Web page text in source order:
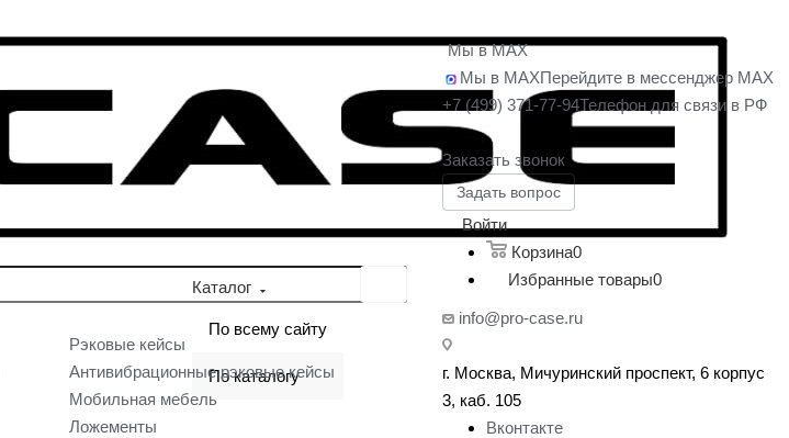
Каталог
По всему сайту
По каталогу
Рэковые кейсы
Антивибрационные рэковые кейсы
Мобильная мебель
Ложементы
Мы в MAX
Мы в MAXПерейдите в мессенджер MAX
+7 (499) 371-77-94Телефон для связи в РФ
Заказать звонок
Задать вопрос
Войти
Корзина0
Избранные товары0
info@pro-case.ru
г. Москва, Мичуринский проспект, 6 корпус
3, каб. 105
Вконтакте